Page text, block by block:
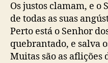
Os justos clamam, e o
de todas as suas
Perto está o Senhor
quebrantado, e salva
Muitas são as aflições